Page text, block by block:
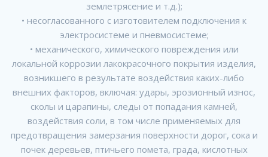
землетрясение и т.д.);
• несогласованного с изготовителем подключения к
электросистеме и пневмосистеме;
• механического, химического повреждения или
локальной коррозии лакокрасочного покрытия изделия,
возникшего в результате воздействия каких-либо
внешних факторов, включая: удары, эрозионный износ,
сколы и царапины, следы от попадания камней,
воздействия соли, в том числе применяемых для
предотвращения замерзания поверхности дорог, сока и
почек деревьев, птичьего помета, града, кислотных